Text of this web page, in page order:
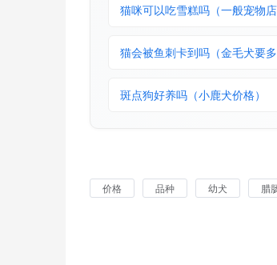
猫咪可以吃雪糕吗（一般宠物店
猫会被鱼刺卡到吗（金毛犬要多
斑点狗好养吗（小鹿犬价格）
价格 品种 幼犬 腊